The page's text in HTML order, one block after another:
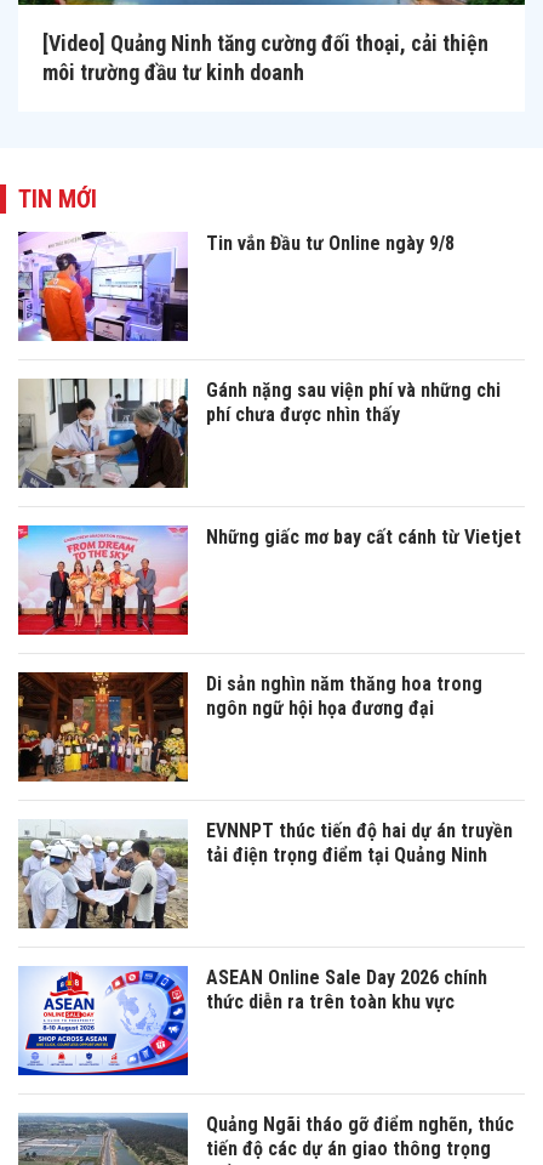
[Video] Quảng Ninh tăng cường đối thoại, cải thiện
môi trường đầu tư kinh doanh
TIN MỚI
Tin vắn Đầu tư Online ngày 9/8
Gánh nặng sau viện phí và những chi
phí chưa được nhìn thấy
Những giấc mơ bay cất cánh từ Vietjet
Di sản nghìn năm thăng hoa trong
ngôn ngữ hội họa đương đại
EVNNPT thúc tiến độ hai dự án truyền
tải điện trọng điểm tại Quảng Ninh
ASEAN Online Sale Day 2026 chính
thức diễn ra trên toàn khu vực
Quảng Ngãi tháo gỡ điểm nghẽn, thúc
tiến độ các dự án giao thông trọng